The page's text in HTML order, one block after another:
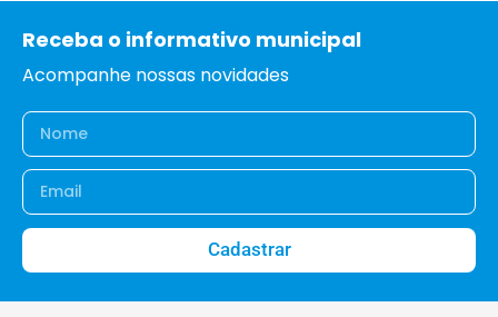
Receba o informativo municipal
Acompanhe nossas novidades
Cadastrar